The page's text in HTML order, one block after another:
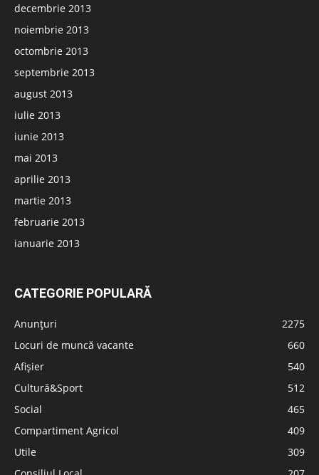
decembrie 2013
noiembrie 2013
octombrie 2013
septembrie 2013
august 2013
iulie 2013
iunie 2013
mai 2013
aprilie 2013
martie 2013
februarie 2013
ianuarie 2013
CATEGORIE POPULARĂ
Anunțuri
2275
Locuri de muncă vacante
660
Afișier
540
Cultură&Sport
512
Social
465
Compartiment Agricol
409
Utile
309